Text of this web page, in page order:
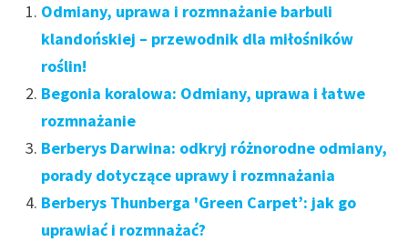
Odmiany, uprawa i rozmnażanie barbuli
klandońskiej – przewodnik dla miłośników
roślin!
Begonia koralowa: Odmiany, uprawa i łatwe
rozmnażanie
Berberys Darwina: odkryj różnorodne odmiany,
porady dotyczące uprawy i rozmnażania
Berberys Thunberga 'Green Carpet’: jak go
uprawiać i rozmnażać?